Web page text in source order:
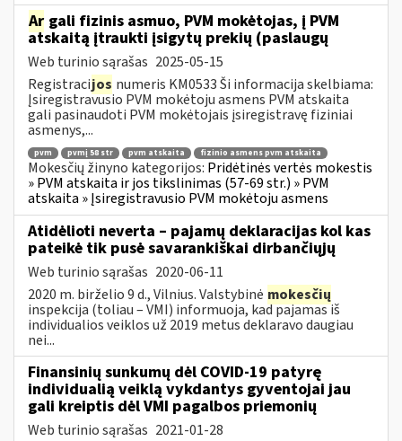
Ar gali fizinis asmuo, PVM mokėtojas, į PVM
atskaitą įtraukti įsigytų prekių (paslaugų
Web turinio sąrašas 2025-05-15
Registracijos numeris KM0533 Ši informacija skelbiama:
Įsiregistravusio PVM mokėtoju asmens PVM atskaita
gali pasinaudoti PVM mokėtojais įsiregistravę fiziniai
asmenys,...
pvm pvmį 58 str pvm atskaita fizinio asmens pvm atskaita
Mokesčių žinyno kategorijos: Pridėtinės vertės mokestis
» PVM atskaita ir jos tikslinimas (57-69 str.) » PVM
atskaita » Įsiregistravusio PVM mokėtoju asmens
Atidėlioti neverta – pajamų deklaracijas kol kas
pateikė tik pusė savarankiškai dirbančiųjų
Web turinio sąrašas 2020-06-11
2020 m. birželio 9 d., Vilnius. Valstybinė mokesčių
inspekcija (toliau – VMI) informuoja, kad pajamas iš
individualios veiklos už 2019 metus deklaravo daugiau
nei...
Finansinių sunkumų dėl COVID-19 patyrę
individualią veiklą vykdantys gyventojai jau
gali kreiptis dėl VMI pagalbos priemonių
Web turinio sąrašas 2021-01-28